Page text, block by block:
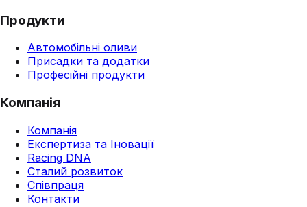
Продукти
Автомобільні оливи
Присадки та додатки
Професійні продукти
Компанія
Компанія
Експертиза та Іновації
Racing DNA
Сталий розвиток
Співпраця
Контакти